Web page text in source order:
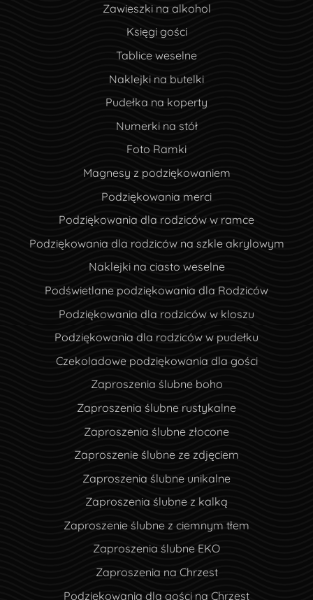
Zawieszki na alkohol
Księgi gości
Tablice weselne
Naklejki na butelki
Pudełka na koperty
Numerki na stół
Foto Ramki
Magnesy z podziękowaniem
Podziękowania merci
Podziękowania dla rodziców w ramce
Podziękowania dla rodziców na szkle akrylowym
Naklejki na ciasto weselne
Podświetlane podziękowania dla Rodziców
Podziękowania dla rodziców w kloszu
Podziękowania dla rodziców w pudełku
Czekoladowe podziękowania dla gości
Zaproszenia ślubne boho
Zaproszenia ślubne rustykalne
Zaproszenia ślubne złocone
Zaproszenie ślubne ze zdjęciem
Zaproszenia ślubne unikalne
Zaproszenia ślubne z kalką
Zaproszenie ślubne z ciemnym tłem
Zaproszenia ślubne EKO
Zaproszenia na Chrzest
Podziękowania dla gości na Chrzest